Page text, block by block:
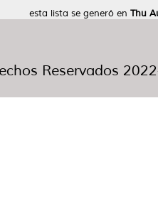
esta lista se generó en Thu
Reservados